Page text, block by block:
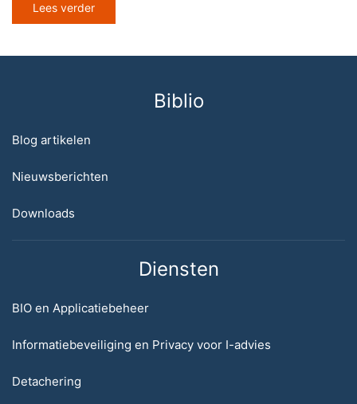
Lees verder
Biblio
Blog artikelen
Nieuwsberichten
Downloads
Diensten
BIO en Applicatiebeheer
Informatiebeveiliging en Privacy voor I-advies
Detachering